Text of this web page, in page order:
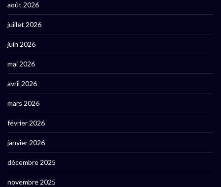
août 2026
juillet 2026
juin 2026
mai 2026
avril 2026
mars 2026
février 2026
janvier 2026
décembre 2025
novembre 2025